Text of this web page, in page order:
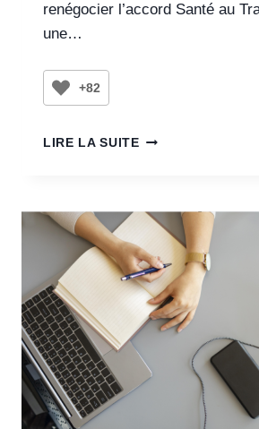
renégocier l’accord Santé au
une…
+82
LIRE LA SUITE